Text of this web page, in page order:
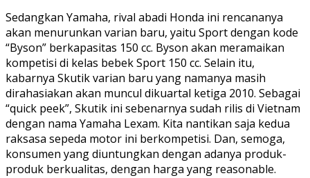
Sedangkan Yamaha, rival abadi Honda ini rencananya
akan menurunkan varian baru, yaitu Sport dengan kode
“Byson” berkapasitas 150 cc. Byson akan meramaikan
kompetisi di kelas bebek Sport 150 cc. Selain itu,
kabarnya Skutik varian baru yang namanya masih
dirahasiakan akan muncul dikuartal ketiga 2010. Sebagai
“quick peek”, Skutik ini sebenarnya sudah rilis di Vietnam
dengan nama Yamaha Lexam. Kita nantikan saja kedua
raksasa sepeda motor ini berkompetisi. Dan, semoga,
konsumen yang diuntungkan dengan adanya produk-
produk berkualitas, dengan harga yang reasonable.